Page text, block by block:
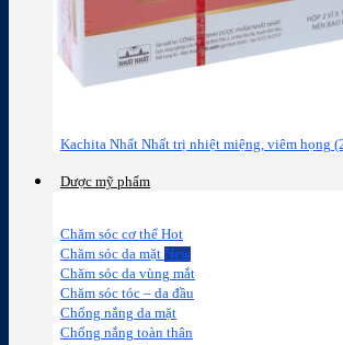
Kachita Nhất Nhất trị nhiệt miệng, viêm họng
Dược mỹ phẩm
Chăm sóc cơ thể
Chăm sóc da mặt
Chăm sóc da vùng mắt
Chăm sóc tóc – da đầu
Chống nắng da mặt
Chống nắng toàn thân